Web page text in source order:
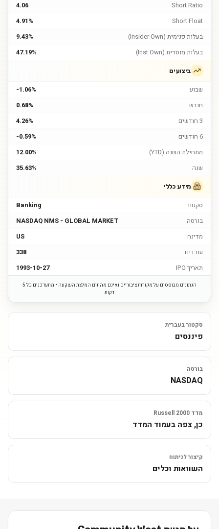
Short Ratio
4.06
Short Float
4.91%
בעלות פנימית (Insider Own)
9.43%
בעלות מוסדית (Inst Own)
47.19%
ביצועים
שבוע
-1.06%
חודש
0.68%
3 חודשים
4.26%
6 חודשים
-0.59%
מתחילת השנה (YTD)
12.00%
שנה
35.63%
מידע כללי
סקטור
Banking
בורסה
NASDAQ NMS - GLOBAL MARKET
מדינה
US
עובדים
338
תאריך IPO
1993-10-27
הנתונים מבוססים על מקורות ציבוריים ואינם מהווים המלצת השקעה • מתעדכנים כל 5
דקות
סקטור בעברית
פיננסים
בורסה
NASDAQ
מדד Russell 2000
כן, צפה בעמוד המדד
קיצור לניתוח
השוואות וכלים